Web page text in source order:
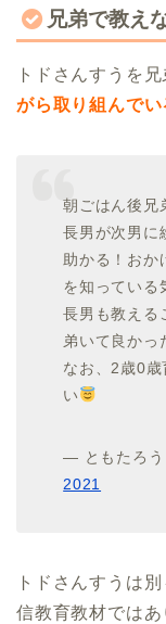
兄弟で教え
トドさんすうを
がら取り組んでい
朝ごはん後兄
長男が次男に
助かる！おか
を知っている
長男も教える
弟いて良かっ
なお、2歳0歳
い
— ともたろ
2021
トドさんすうは
信教育教材ではあ